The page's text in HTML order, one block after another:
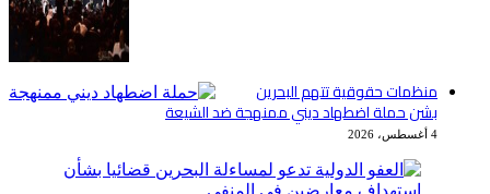
منظمات حقوقية تتهم البحرين
بشن حملة اضطهاد ديني ممنهجة ضد الشيعة
4 أغسطس، 2026